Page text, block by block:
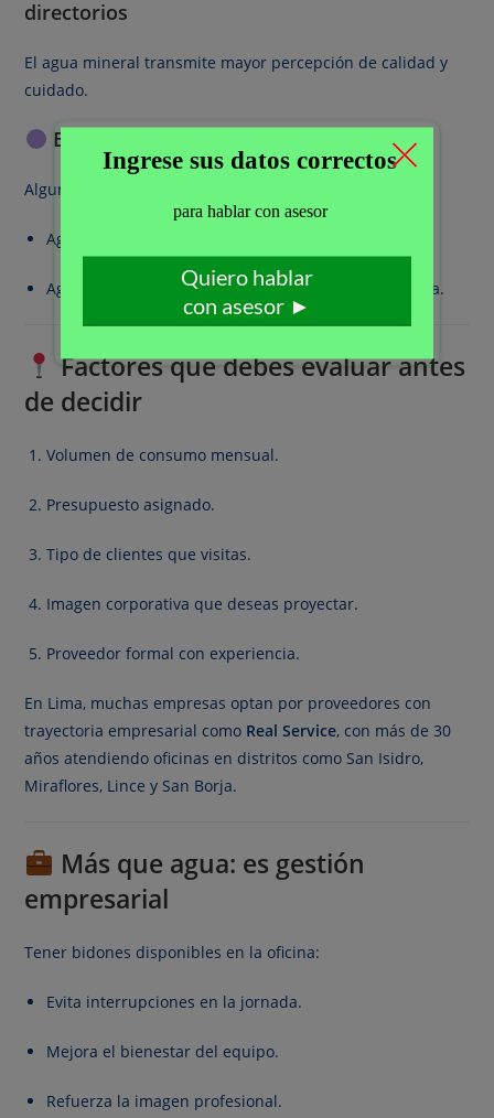
directorios
El agua mineral transmite mayor percepción de calidad y
cuidado.
Estrategia combinada (muy usada)
Algunas empresas usan:
Agua de mesa para consumo general.
Agua mineral para reuniones importantes o gerencia.
Factores que debes evaluar antes
de decidir
Volumen de consumo mensual.
Presupuesto asignado.
Tipo de clientes que visitas.
Imagen corporativa que deseas proyectar.
Proveedor formal con experiencia.
En Lima, muchas empresas optan por proveedores con
trayectoria empresarial como Real Service, con más de 30
años atendiendo oficinas en distritos como San Isidro,
Miraflores, Lince y San Borja.
Más que agua: es gestión
empresarial
Tener bidones disponibles en la oficina:
Evita interrupciones en la jornada.
Mejora el bienestar del equipo.
Refuerza la imagen profesional.